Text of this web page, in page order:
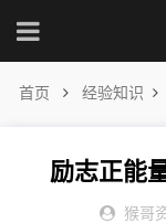
首页 经验知识
励志正能
猴哥